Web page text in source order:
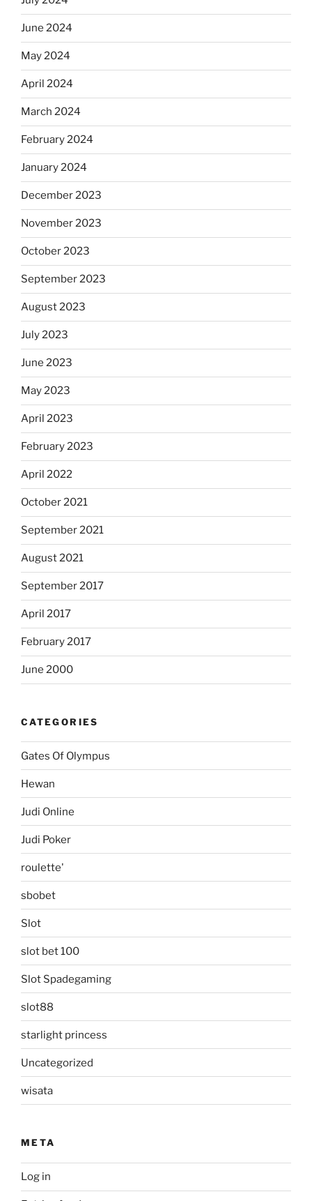
June 2024
May 2024
April 2024
March 2024
February 2024
January 2024
December 2023
November 2023
October 2023
September 2023
August 2023
July 2023
June 2023
May 2023
April 2023
February 2023
April 2022
October 2021
September 2021
August 2021
September 2017
April 2017
February 2017
June 2000
CATEGORIES
Gates Of Olympus
Hewan
Judi Online
Judi Poker
roulette'
sbobet
Slot
slot bet 100
Slot Spadegaming
slot88
starlight princess
Uncategorized
wisata
META
Log in